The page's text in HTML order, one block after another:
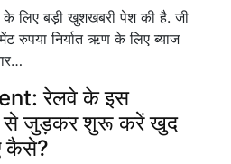
के लिए बड़ी खुशखबरी पेश की है. जी
रुपया निर्यात ऋण के लिए ब्याज
रेलवे के इस
से जुड़कर शुरू करें खुद
कैसे?